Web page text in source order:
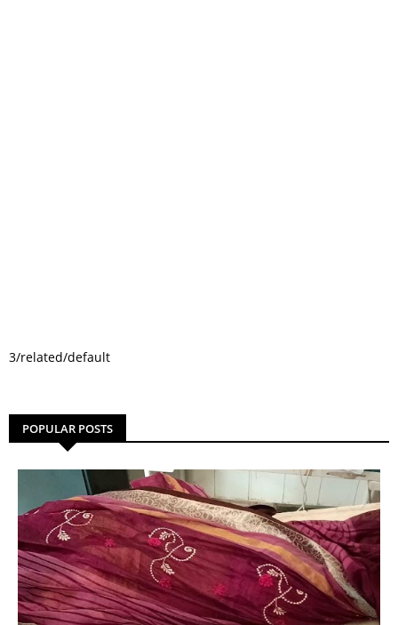
3/related/default
POPULAR POSTS